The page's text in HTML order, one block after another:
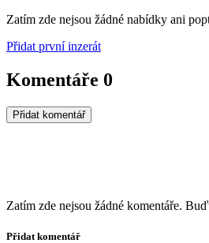
Zatím zde nejsou žádné nabídky ani
Přidat první inzerát
Komentáře 0
Přidat komentář
Zatím zde nejsou žádné komentáře.
Přidat komentář